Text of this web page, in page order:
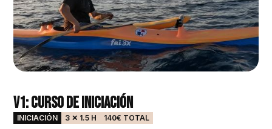
V1: Curso de iniciación
INICIACIÓN 3 ✕ 1.5 H 140€ TOTAL